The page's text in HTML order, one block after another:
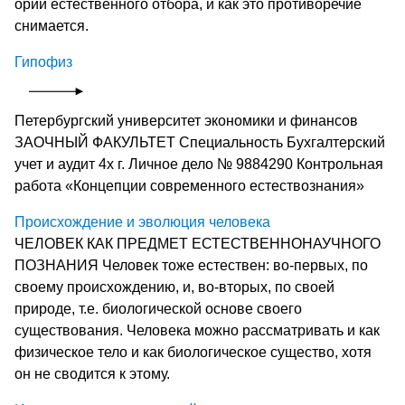
ории естественного отбора, и как это противоречие
снимается.
Гипофиз
Петербургский университет экономики и финансов
ЗАОЧНЫЙ ФАКУЛЬТЕТ Специальность Бухгалтерский
учет и аудит 4х г. Личное дело № 9884290 Контрольная
работа «Концепции современного естествознания»
Происхождение и эволюция человека
ЧЕЛОВЕК КАК ПРЕДМЕТ ЕСТЕСТВЕННОНАУЧНОГО
ПОЗНАНИЯ Человек тоже естествен: во-первых, по
своему происхождению, и, во-вторых, по своей
природе, т.е. биологической основе своего
существования. Человека можно рассматривать и как
физическое тело и как биологическое существо, хотя
он не сводится к этому.